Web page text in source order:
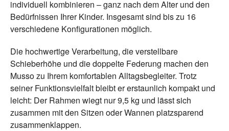
individuell kombinieren – ganz nach dem Alter und den
Bedürfnissen Ihrer Kinder. Insgesamt sind bis zu 16
verschiedene Konfigurationen möglich.
Die hochwertige Verarbeitung, die verstellbare
Schieberhöhe und die doppelte Federung machen den
Musso zu Ihrem komfortablen Alltagsbegleiter. Trotz
seiner Funktionsvielfalt bleibt er erstaunlich kompakt und
leicht: Der Rahmen wiegt nur 9,5 kg und lässt sich
zusammen mit den Sitzen oder Wannen platzsparend
zusammenklappen.